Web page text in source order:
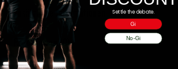
Zusätzliche Informationen
Rezensionen (0)
Settle the debate.
Gi
No-Gi